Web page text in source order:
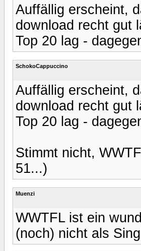
Auffällig erscheint,
download recht gut
Top 20 lag -
SchokoCappuccino
Auffällig erscheint,
download recht gut
Top 20 lag -
Stimmt nicht,
51...)
Muenzi
WWTFL ist ein
(noch) nicht als